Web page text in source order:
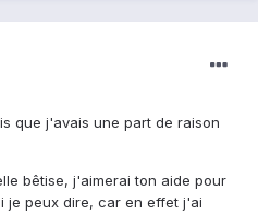
que j'avais une part de raison
bêtise, j'aimerai ton aide pour
je peux dire, car en effet j'ai